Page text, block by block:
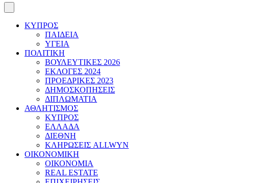
ΚΥΠΡΟΣ
ΠΑΙΔΕΙΑ
ΥΓΕΙΑ
ΠΟΛΙΤΙΚΗ
ΒΟΥΛΕΥΤΙΚΕΣ 2026
ΕΚΛΟΓΕΣ 2024
ΠΡΟΕΔΡΙΚΕΣ 2023
ΔΗΜΟΣΚΟΠΗΣΕΙΣ
ΔΙΠΛΩΜΑΤΙΑ
ΑΘΛΗΤΙΣΜΟΣ
ΚΥΠΡΟΣ
ΕΛΛΑΔΑ
ΔΙΕΘΝΗ
ΚΛΗΡΩΣΕΙΣ ALLWYN
ΟΙΚΟΝΟΜΙΚΗ
ΟΙΚΟΝΟΜΙΑ
REAL ESTATE